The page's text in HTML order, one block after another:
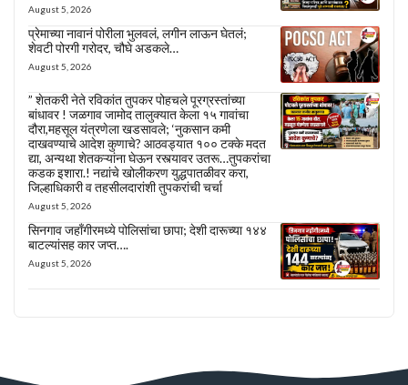
August 5, 2026
प्रेमाच्या नावानं पोरीला भुलवलं, लगीन लाऊन घेतलं;
शेवटी पोरगी गरोदर, चौघे अडकले…
August 5, 2026
” शेतकरी नेते रविकांत तुपकर पोहचले पूरग्रस्तांच्या
बांधावर ! जळगाव जामोद तालुक्यात केला १५ गावांचा
दौरा,महसूल यंत्रणेला खडसावले; ‘नुकसान कमी
दाखवण्याचे आदेश कुणाचे? आठवड्यात १०० टक्के मदत
द्या, अन्यथा शेतकऱ्यांना घेऊन रस्त्यावर उतरू…तुपकरांचा
कडक इशारा.! नद्यांचे खोलीकरण युद्धपातळीवर करा,
जिल्हाधिकारी व तहसीलदारांशी तुपकरांची चर्चा
August 5, 2026
सिनगाव जहाँगीरमध्ये पोलिसांचा छापा; देशी दारूच्या १४४
बाटल्यांसह कार जप्त….
August 5, 2026